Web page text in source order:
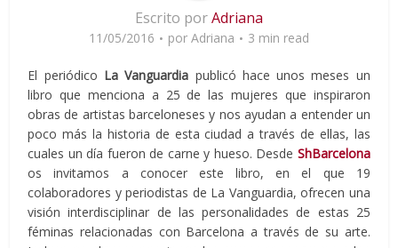
Escrito porAdriana
11/05/2016 por Adriana 3 min read
El periódico La Vanguardia publicó hace unos meses un
libro que menciona a 25 de las mujeres que inspiraron
obras de artistas barceloneses y nos ayudan a entender un
poco más la historia de esta ciudad a través de ellas, las
cuales un día fueron de carne y hueso. Desde ShBarcelona
os invitamos a conocer este libro, en el que 19
colaboradores y periodistas de La Vanguardia, ofrecen una
visión interdisciplinar de las personalidades de estas 25
féminas relacionadas con Barcelona a través de su arte.